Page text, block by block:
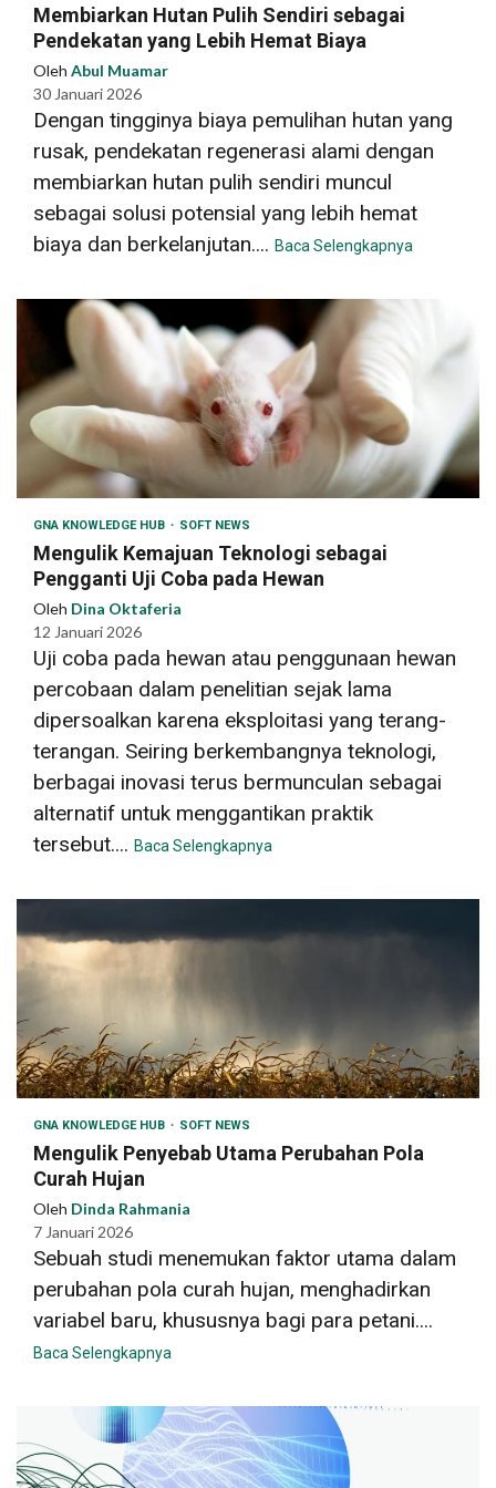
Membiarkan Hutan Pulih Sendiri sebagai
Pendekatan yang Lebih Hemat Biaya
Oleh Abul Muamar
30 Januari 2026
Dengan tingginya biaya pemulihan hutan yang
rusak, pendekatan regenerasi alami dengan
membiarkan hutan pulih sendiri muncul
sebagai solusi potensial yang lebih hemat
biaya dan berkelanjutan.... Baca Selengkapnya
GNA KNOWLEDGE HUB SOFT NEWS
Mengulik Kemajuan Teknologi sebagai
Pengganti Uji Coba pada Hewan
Oleh Dina Oktaferia
12 Januari 2026
Uji coba pada hewan atau penggunaan hewan
percobaan dalam penelitian sejak lama
dipersoalkan karena eksploitasi yang terang-
terangan. Seiring berkembangnya teknologi,
berbagai inovasi terus bermunculan sebagai
alternatif untuk menggantikan praktik
tersebut.... Baca Selengkapnya
GNA KNOWLEDGE HUB SOFT NEWS
Mengulik Penyebab Utama Perubahan Pola
Curah Hujan
Oleh Dinda Rahmania
7 Januari 2026
Sebuah studi menemukan faktor utama dalam
perubahan pola curah hujan, menghadirkan
variabel baru, khususnya bagi para petani....
Baca Selengkapnya